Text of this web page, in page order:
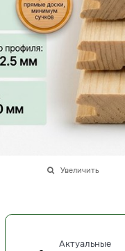
Увеличить
Актуальные